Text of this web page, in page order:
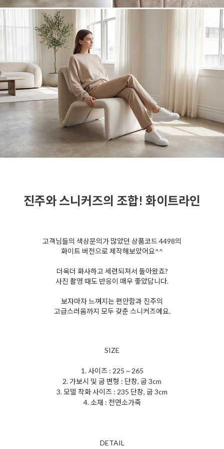
진주와 스니커즈의 조합! 화이트라인
고객님들의 색상문의가 많았던 상품코드 4498의
화이트 버전으로 제작해보았어요^^
더욱더 화사하고 세련되져서 돌아왔죠?
사진 촬영 때도 반응이 매우 좋았답니다.
보자마자 느껴지는 편안함과 진주의
고급스러움까지 모두 갖춘 스니커즈에요.
SIZE
1. 사이즈 : 225 ~ 265
2. 가보시 및 굽 변형 : 단창, 굽 3cm
3. 모델 착화 사이즈 : 235 단창, 굽 3cm
4. 소재 : 천연소가죽
DETAIL